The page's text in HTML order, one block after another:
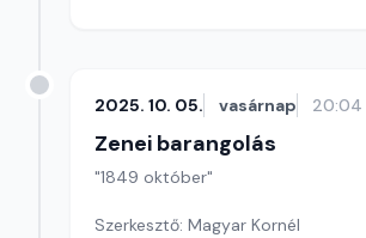
2025. 10. 05. vasárnap 20:04
Zenei barangolás
"1849 október"
Szerkesztő: Magyar Kornél